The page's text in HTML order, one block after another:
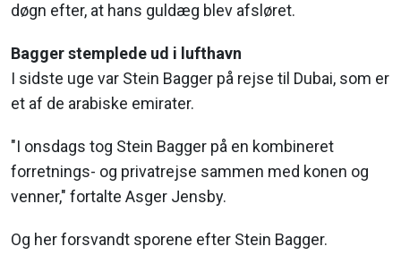
døgn efter, at hans guldæg blev afsløret.
Bagger stemplede ud i lufthavn
I sidste uge var Stein Bagger på rejse til Dubai, som er
et af de arabiske emirater.
"I onsdags tog Stein Bagger på en kombineret
forretnings- og privatrejse sammen med konen og
venner," fortalte Asger Jensby.
Og her forsvandt sporene efter Stein Bagger.